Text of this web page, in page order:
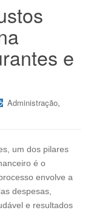
e
Administração,
um dos pilares
é o
envolve a
despesas,
e resultados